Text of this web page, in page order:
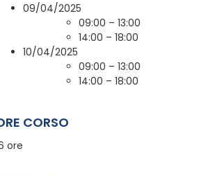
09/04/2025
09:00 – 13:00
14:00 – 18:00
10/04/2025
09:00 – 13:00
14:00 – 18:00
CORSO
ore